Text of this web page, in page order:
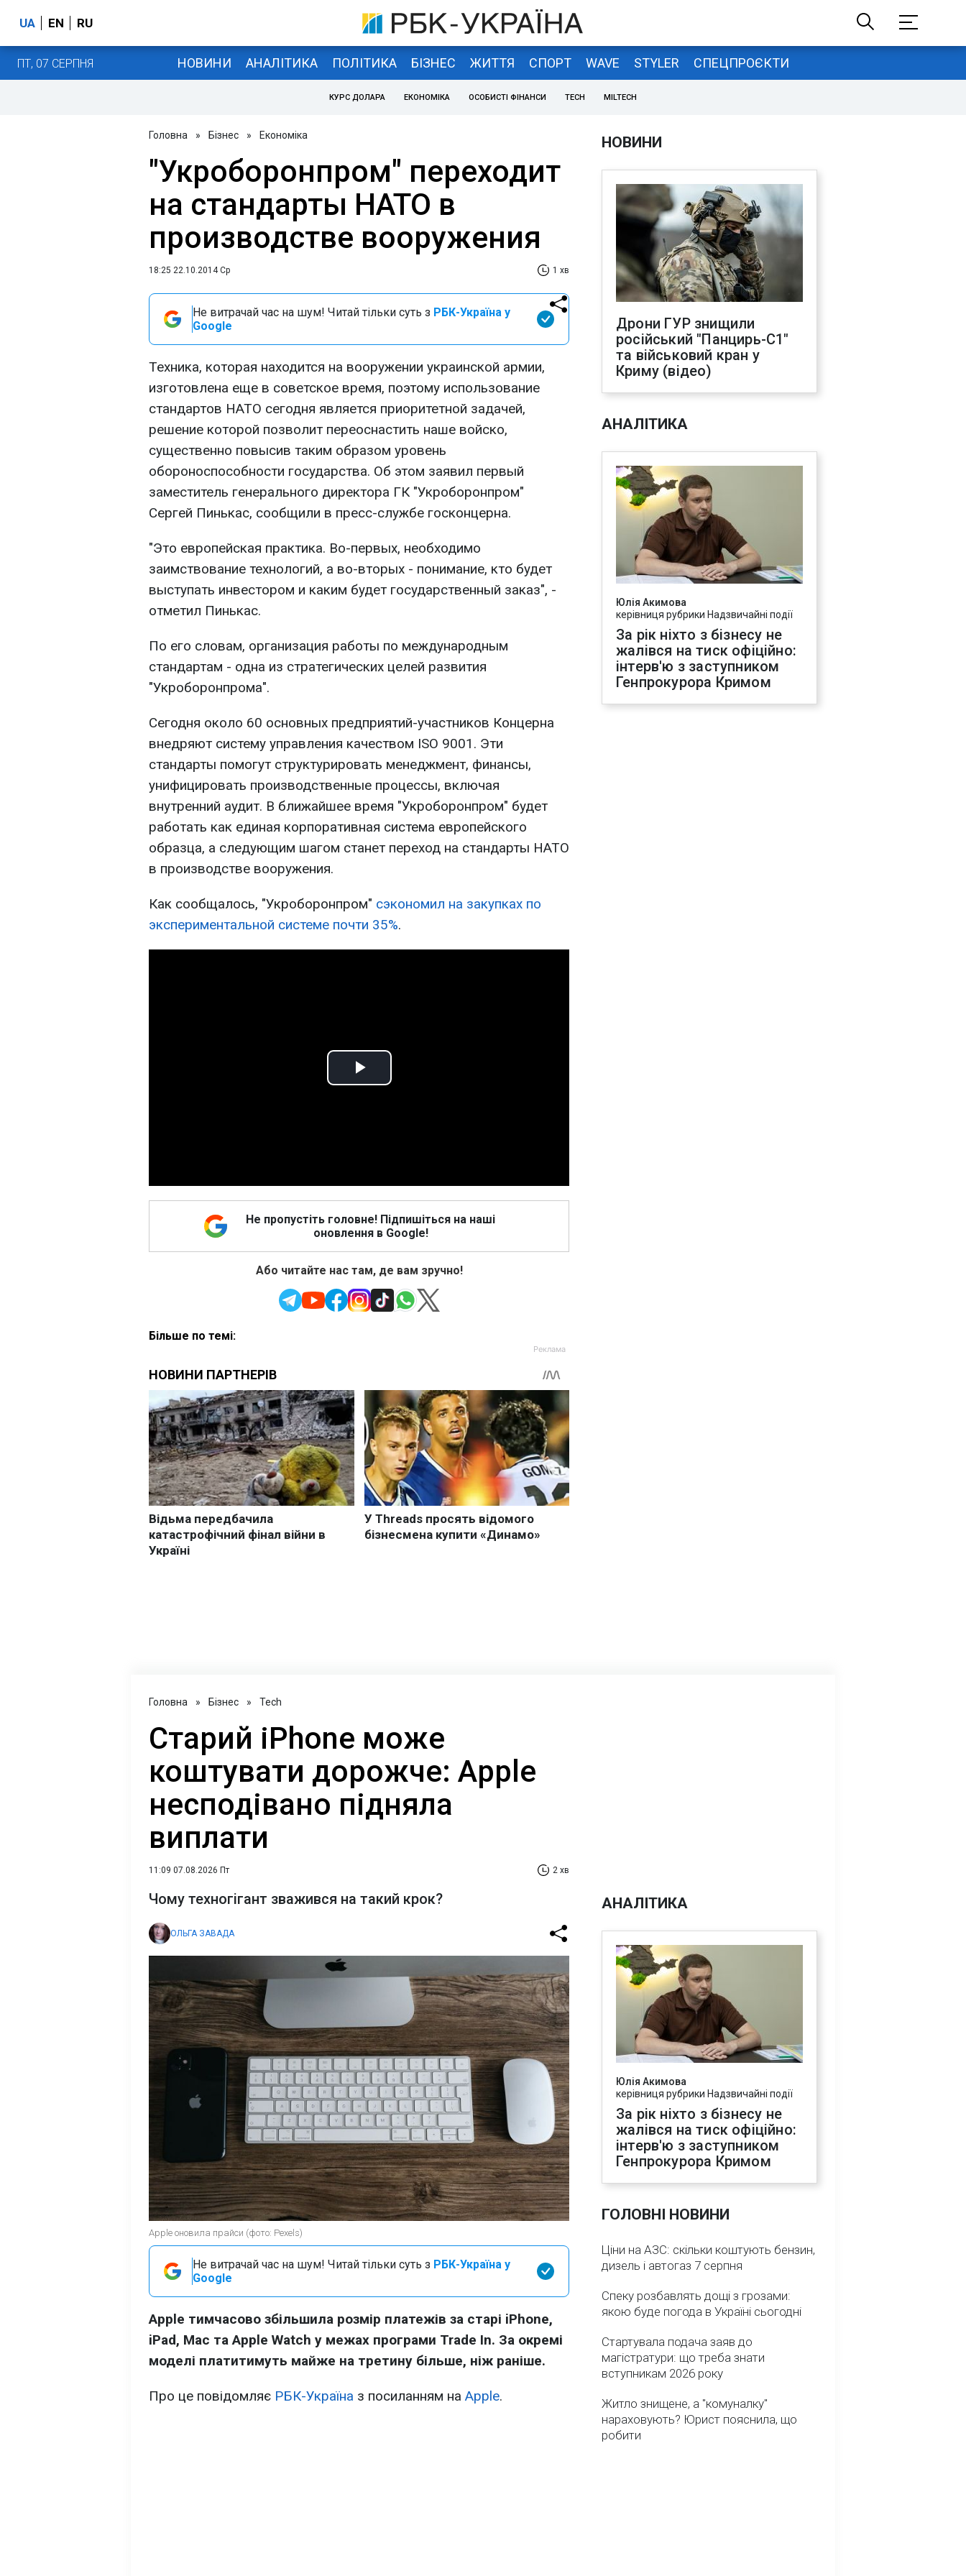
UA EN RU
ПТ, 07 СЕРПНЯ НОВИНИ АНАЛІТИКА ПОЛІТИКА БІЗНЕС ЖИТТЯ СПОРТ WAVE STYLER СПЕЦПРОЄКТИ
КУРС ДОЛАРА ЕКОНОМІКА ОСОБИСТІ ФІНАНСИ TECH MILTECH
Головна » Бізнес » Економіка
"Укроборонпром" переходит
на стандарты НАТО в
производстве вооружения
18:25 22.10.2014 Ср 1 хв
Не витрачай час на шум! Читай тільки суть з РБК-Україна у
Google
Техника, которая находится на вооружении украинской армии,
изготовлена еще в советское время, поэтому использование
стандартов НАТО сегодня является приоритетной задачей,
решение которой позволит переоснастить наше войско,
существенно повысив таким образом уровень
обороноспособности государства. Об этом заявил первый
заместитель генерального директора ГК "Укроборонпром"
Сергей Пинькас, сообщили в пресс-службе госконцерна.
"Это европейская практика. Во-первых, необходимо
заимствование технологий, а во-вторых - понимание, кто будет
выступать инвестором и каким будет государственный заказ", -
отметил Пинькас.
По его словам, организация работы по международным
стандартам - одна из стратегических целей развития
"Укроборонпрома".
Сегодня около 60 основных предприятий-участников Концерна
внедряют систему управления качеством ISO 9001. Эти
стандарты помогут структурировать менеджмент, финансы,
унифицировать производственные процессы, включая
внутренний аудит. В ближайшее время "Укроборонпром" будет
работать как единая корпоративная система европейского
образца, а следующим шагом станет переход на стандарты НАТО
в производстве вооружения.
Как сообщалось, "Укроборонпром" сэкономил на закупках по
экспериментальной системе почти 35%.
Play
Не пропустіть головне! Підпишіться на наші
оновлення в Google!
Або читайте нас там, де вам зручно!
Більше по темі:
НОВИНИ
Дрони ГУР знищили
російський "Панцирь-С1"
та військовий кран у
Криму (відео)
АНАЛІТИКА
Юлія Акимова
керівниця рубрики Надзвичайні події
За рік ніхто з бізнесу не
жалівся на тиск офіційно:
інтерв'ю з заступником
Генпрокурора Кримом
Головна » Бізнес » Tech
Старий iPhone може
коштувати дорожче: Apple
несподівано підняла
виплати
11:09 07.08.2026 Пт 2 хв
Чому техногігант зважився на такий крок?
ОЛЬГА ЗАВАДА
Apple оновила прайси (фото: Pexels)
Не витрачай час на шум! Читай тільки суть з РБК-Україна у
Google
Apple тимчасово збільшила розмір платежів за старі iPhone,
iPad, Mac та Apple Watch у межах програми Trade In. За окремі
моделі платитимуть майже на третину більше, ніж раніше.
Про це повідомляє РБК-Україна з посиланням на Apple.
АНАЛІТИКА
Юлія Акимова
керівниця рубрики Надзвичайні події
За рік ніхто з бізнесу не
жалівся на тиск офіційно:
інтерв'ю з заступником
Генпрокурора Кримом
ГОЛОВНІ НОВИНИ
Ціни на АЗС: скільки коштують бензин,
дизель і автогаз 7 серпня
Спеку розбавлять дощі з грозами:
якою буде погода в Україні сьогодні
Стартувала подача заяв до
магістратури: що треба знати
вступникам 2026 року
Житло знищене, а "комуналку"
нараховують? Юрист пояснила, що
робити